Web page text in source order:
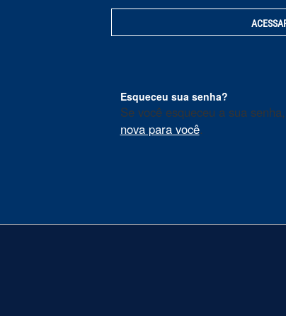
Esqueceu sua senha?
Se você esqueceu a sua senha,
nova para você.